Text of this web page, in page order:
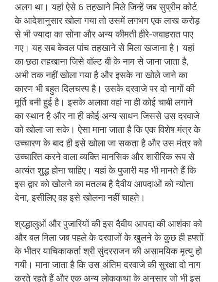
अलग था। यहां ऐसे 6 तहखाने मिले जिन्हें जब सुप्रीम कोर्ट
के आदेशानुसार खोला गया तो उसमें लगभग एक लाख करोड़
से भी ज्यादा का सोना और अन्य कीमती हीरे-जवाहरात पाए
गए। यह सब केवल पांच तहखाने से मिला खजाना है। यहां
का छठा तहखाना जिसे वॉल्ट बी के नाम से जाना जाता है,
अभी तक नहीं खोला गया है और इसके ना खोले जाने का
कारण भी बहुत दिलचस्प है। उसके दरवाजे पर दो नागों की
मूर्ति बनी हुई है। इसके अलावा वहां ना ही कोई चाबी लगाने
का स्थान है और ना ही कोई अन्य साधन जिससे उस दरवाजे
को खोला जा सके। ऐसा माना जाता है कि एक विशेष मंत्र के
उच्चारण के बाद ही इसे खोला जा सकता है और उस मंत्र को
उच्चारित करने वाला व्यक्ति मानसिक और शारीरिक रूप से
अत्यंत शुद्ध होना चाहिए। यहां के पुजारी यह भी मानते हैं कि
इस द्वार को खोलने का मतलब है दैवीय आपदाओं को न्योता
देना, इसीलिए वह इसे खोलना नहीं चाहते।
श्रद्धालुओं और पुजारियों की इस दैवीय आपदा की आशंका को
और बल मिला जब पहले के दरवाजों के खुलने के कुछ ही हफ्तों
के भीतर याचिकाकर्ता श्री सुंदरराजन की असामयिक मृत्यु हो
गयी। माना जाता है कि उस अंतिम दरवाजे की सुरक्षा दो नाग
करते रहते हैं और एक अन्य लोककथा के अनुसार जो भी इस